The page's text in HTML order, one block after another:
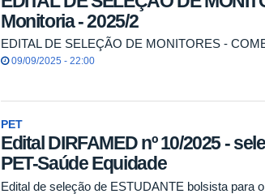
Monitoria - 2025/2
EDITAL DE SELEÇÃO DE MONITORES -
09/09/2025 - 22:00
PET
Edital DIRFAMED nº 10/2025 -
PET-Saúde Equidade
Edital de seleção de ESTUDANTE bolsista para